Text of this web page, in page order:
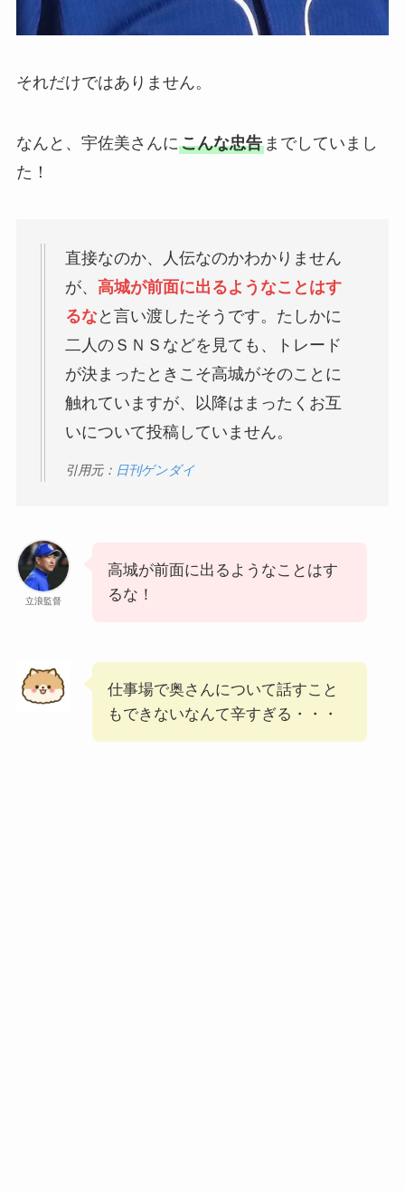
それだけではありません。
なんと、宇佐美さんにこんな忠告までしていまし
た！
直接なのか、人伝なのかわかりません
が、 高城が前面に出るようなことはす
るなと言い渡したそうです。たしかに
二人のＳＮＳなどを見ても、トレード
が決まったときこそ高城がそのことに
触れていますが、以降はまったくお互
いについて投稿していません。
引用元： 日刊ゲンダイ
立浪監督
高城が前面に出るようなことはす
るな！
仕事場で奥さんについて話すこと
もできないなんて辛すぎる・・・